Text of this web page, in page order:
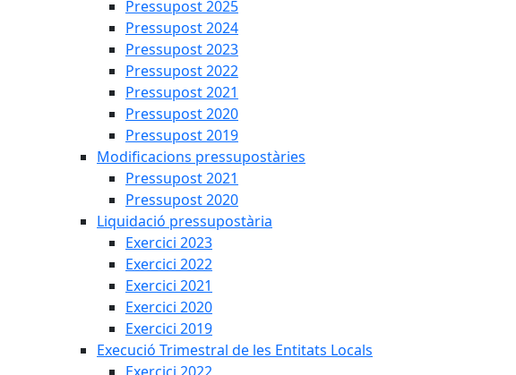
Pressupost 2025
Pressupost 2024
Pressupost 2023
Pressupost 2022
Pressupost 2021
Pressupost 2020
Pressupost 2019
Modificacions pressupostàries
Pressupost 2021
Pressupost 2020
Liquidació pressupostària
Exercici 2023
Exercici 2022
Exercici 2021
Exercici 2020
Exercici 2019
Execució Trimestral de les Entitats Locals